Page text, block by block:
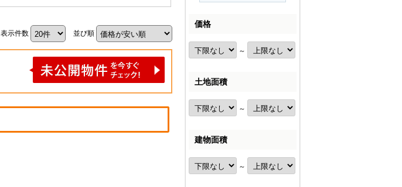
表示件数 並び順
価格
～
土地面積
～
建物面積
～